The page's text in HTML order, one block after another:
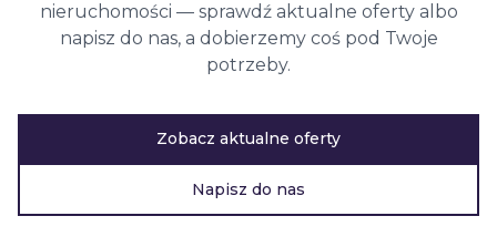
nieruchomości — sprawdź aktualne oferty albo
napisz do nas, a dobierzemy coś pod Twoje
potrzeby.
Zobacz aktualne oferty
Napisz do nas